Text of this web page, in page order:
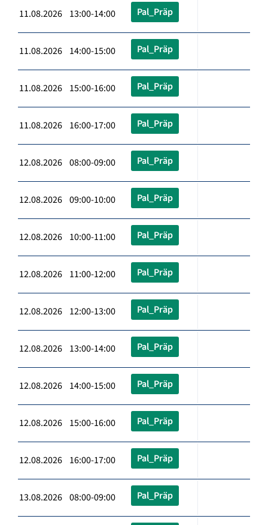
11.08.2026 13:00-14:00 Pal_Präp
11.08.2026 14:00-15:00 Pal_Präp
11.08.2026 15:00-16:00 Pal_Präp
11.08.2026 16:00-17:00 Pal_Präp
12.08.2026 08:00-09:00 Pal_Präp
12.08.2026 09:00-10:00 Pal_Präp
12.08.2026 10:00-11:00 Pal_Präp
12.08.2026 11:00-12:00 Pal_Präp
12.08.2026 12:00-13:00 Pal_Präp
12.08.2026 13:00-14:00 Pal_Präp
12.08.2026 14:00-15:00 Pal_Präp
12.08.2026 15:00-16:00 Pal_Präp
12.08.2026 16:00-17:00 Pal_Präp
13.08.2026 08:00-09:00 Pal_Präp